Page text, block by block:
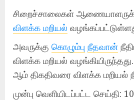
சிறைச்சாலைகள்
விளக்க மறியல்
அவருக்கு கொழும்பு நீதவான்
விளக்க மறியல்
ஆம் திகதிவரை விளக்க மறியல்
முன்பு வெளியிடப்பட்ட செய்தி: